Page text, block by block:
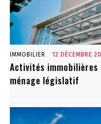
IMMOBILIER 12 DÉCEMBRE
Activités immobilières
ménage législatif